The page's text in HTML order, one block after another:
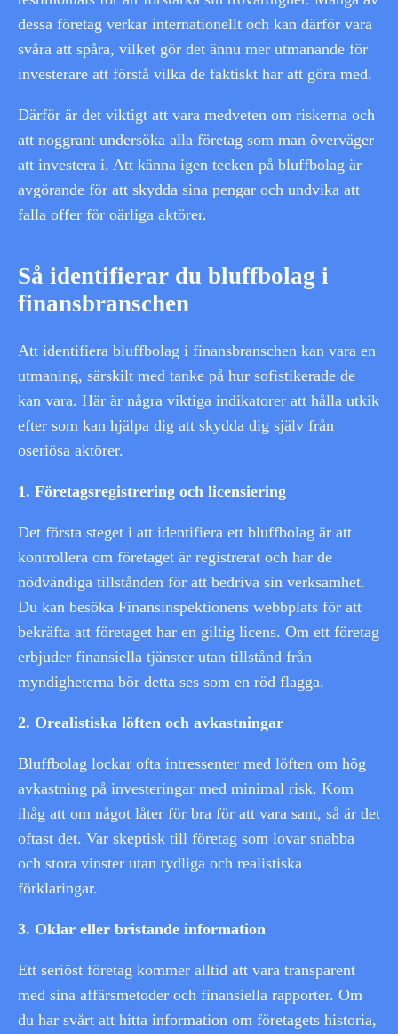
dessa företag verkar internationellt och kan därför vara
svåra att spåra, vilket gör det ännu mer utmanande för
investerare att förstå vilka de faktiskt har att göra med.
Därför är det viktigt att vara medveten om riskerna och
att noggrant undersöka alla företag som man överväger
att investera i. Att känna igen tecken på bluffbolag är
avgörande för att skydda sina pengar och undvika att
falla offer för oärliga aktörer.
Så identifierar du bluffbolag i
finansbranschen
Att identifiera bluffbolag i finansbranschen kan vara en
utmaning, särskilt med tanke på hur sofistikerade de
kan vara. Här är några viktiga indikatorer att hålla utkik
efter som kan hjälpa dig att skydda dig själv från
oseriösa aktörer.
1. Företagsregistrering och licensiering
Det första steget i att identifiera ett bluffbolag är att
kontrollera om företaget är registrerat och har de
nödvändiga tillstånden för att bedriva sin verksamhet.
Du kan besöka Finansinspektionens webbplats för att
bekräfta att företaget har en giltig licens. Om ett företag
erbjuder finansiella tjänster utan tillstånd från
myndigheterna bör detta ses som en röd flagga.
2. Orealistiska löften och avkastningar
Bluffbolag lockar ofta intressenter med löften om hög
avkastning på investeringar med minimal risk. Kom
ihåg att om något låter för bra för att vara sant, så är det
oftast det. Var skeptisk till företag som lovar snabba
och stora vinster utan tydliga och realistiska
förklaringar.
3. Oklar eller bristande information
Ett seriöst företag kommer alltid att vara transparent
med sina affärsmetoder och finansiella rapporter. Om
du har svårt att hitta information om företagets historia,